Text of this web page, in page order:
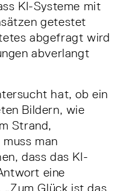
KI-Systeme mit
getestet
abgefragt wird
abverlangt
hat, ob ein
Bildern, wie
Strand,
man
dass das KI-
eine
Glück ist das